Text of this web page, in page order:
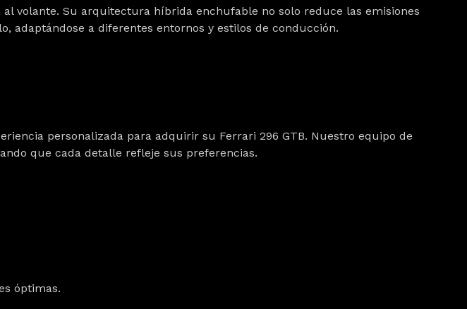
volante. Su arquitectura híbrida enchufable no solo reduce las emisiones
adaptándose a diferentes entornos y estilos de conducción.
personalizada para adquirir su Ferrari 296 GTB. Nuestro equipo de
que cada detalle refleje sus preferencias.
óptimas.